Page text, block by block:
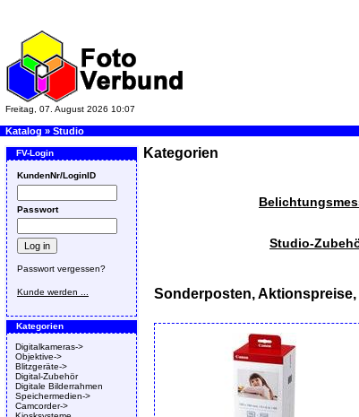
Freitag, 07. August 2026 10:07
Katalog » Studio
FV-Login
KundenNr/LoginID
Passwort
Passwort vergessen?
Kunde werden ...
Kategorien
Digitalkameras->
Objektive->
Blitzgeräte->
Digital-Zubehör
Digitale Bilderrahmen
Speichermedien->
Camcorder->
Kategorien
Studio-
Sonderposten, Aktionspreise,